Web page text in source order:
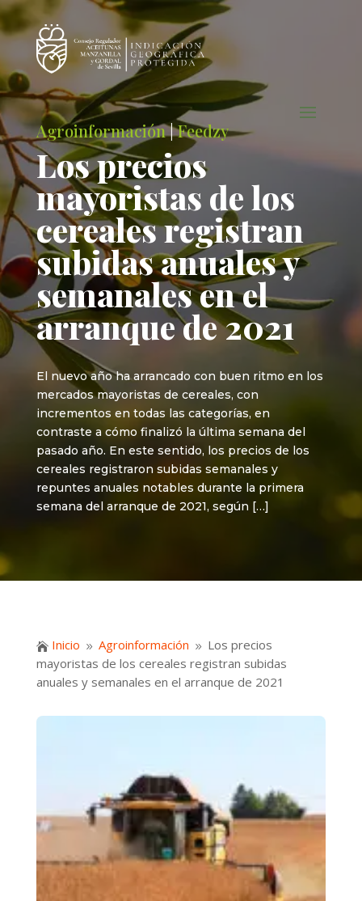
Agroinformación|Feedzy
Los precios
mayoristas de los
cereales registran
subidas anuales y
semanales en el
arranque de 2021
El nuevo año ha arrancado con buen ritmo en los
mercados mayoristas de cereales, con
incrementos en todas las categorías, en
contraste a cómo finalizó la última semana del
pasado año. En este sentido, los precios de los
cereales registraron subidas semanales y
repuntes anuales notables durante la primera
semana del arranque de 2021, según […]
 Inicio 9 Agroinformación 9 Los precios
mayoristas de los cereales registran subidas
anuales y semanales en el arranque de 2021